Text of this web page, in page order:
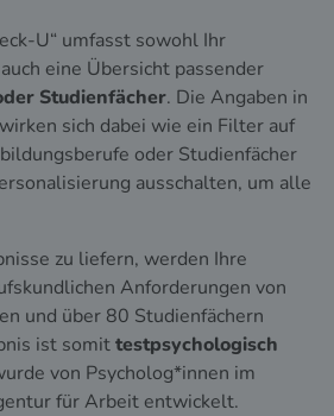
U“ umfasst sowohl Ihr
eine Übersicht passender
Studienfächer. Die Angaben in
sich dabei wie ein Filter auf
oder Studienfächer
ausschalten, um alle
zu liefern, werden Ihre
Anforderungen von
und über 80 Studienfächern
ist somittestpsychologisch
von Psycholog*innen im
für Arbeit entwickelt.